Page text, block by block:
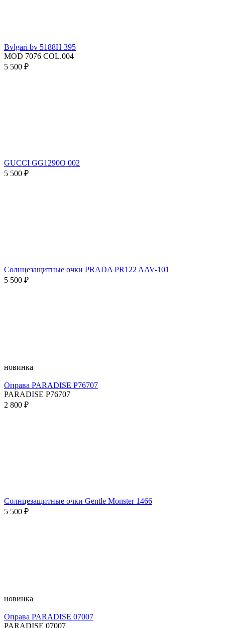
Bvlgari bv 5188H 395
MOD 7076 COL.004
5 500 ₽
GUCCI GG1290O 002
5 500 ₽
Солнцезащитные очки PRADA PR122 AAV-101
5 500 ₽
новинка
Оправа PARADISE P76707
PARADISE P76707
2 800 ₽
Солнцезащитные очки Gentle Monster 1466
5 500 ₽
новинка
Оправа PARADISE 07007
PARADISE 07007